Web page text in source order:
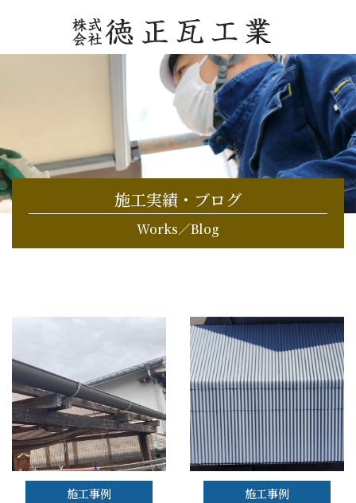
施工実績・ブログ
Works／Blog
施工事例
施工事例